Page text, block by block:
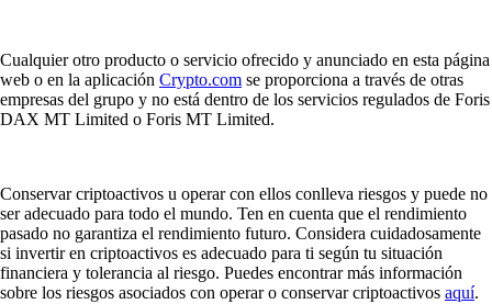
Cualquier otro producto o servicio ofrecido y anunciado en esta página
web o en la aplicación Crypto.com se proporciona a través de otras
empresas del grupo y no está dentro de los servicios regulados de Foris
DAX MT Limited o Foris MT Limited.
Conservar criptoactivos u operar con ellos conlleva riesgos y puede no
ser adecuado para todo el mundo. Ten en cuenta que el rendimiento
pasado no garantiza el rendimiento futuro. Considera cuidadosamente
si invertir en criptoactivos es adecuado para ti según tu situación
financiera y tolerancia al riesgo. Puedes encontrar más información
sobre los riesgos asociados con operar o conservar criptoactivos aquí.